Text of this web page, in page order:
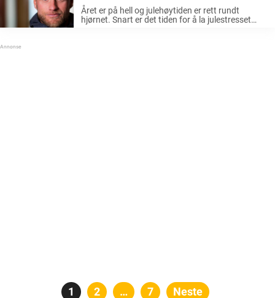
Året er på hell og julehøytiden er rett rundt
hjørnet. Snart er det tiden for å la julestresset
Posts
Side
1 Side
2 … Side
7 Neste